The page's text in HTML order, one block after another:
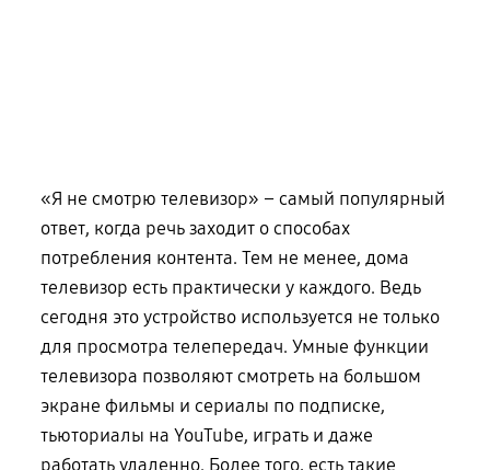
«Я не смотрю телевизор» – самый популярный
ответ, когда речь заходит о способах
потребления контента. Тем не менее, дома
телевизор есть практически у каждого. Ведь
сегодня это устройство используется не только
для просмотра телепередач. Умные функции
телевизора позволяют смотреть на большом
экране фильмы и сериалы по подписке,
тьюториалы на YouTube, играть и даже
работать удаленно. Более того, есть такие